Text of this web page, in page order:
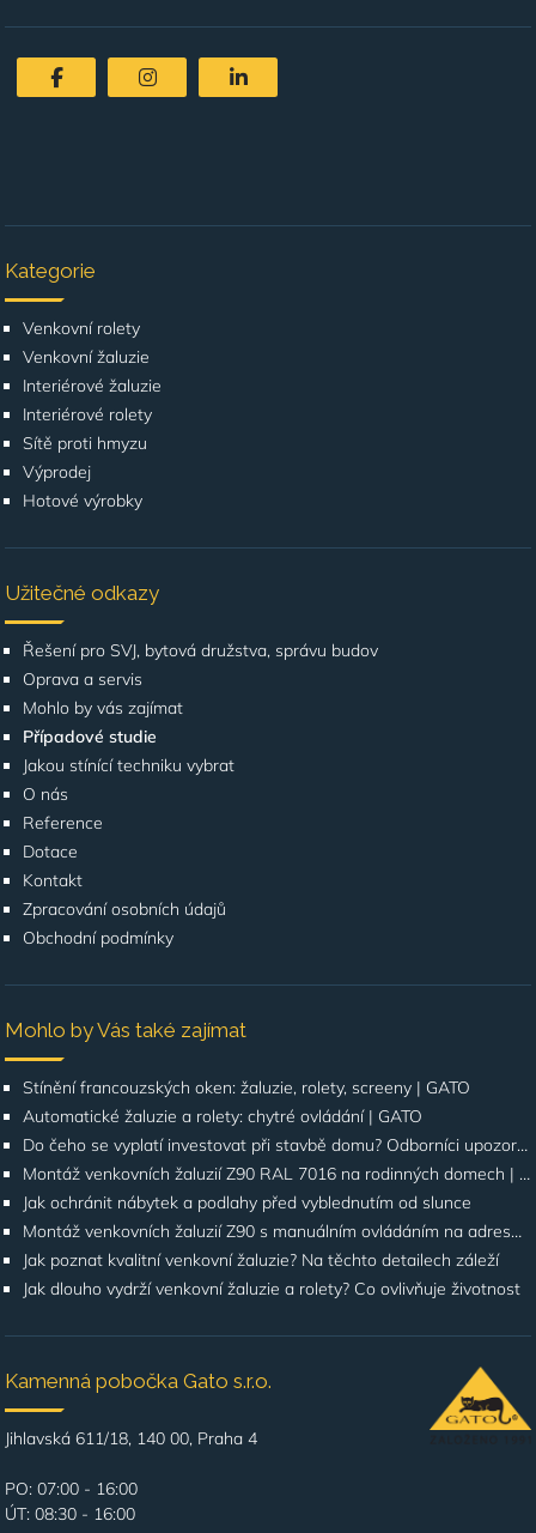
Kategorie
Venkovní rolety
Venkovní žaluzie
Interiérové žaluzie
Interiérové rolety
Sítě proti hmyzu
Výprodej
Hotové výrobky
Užitečné odkazy
Řešení pro SVJ, bytová družstva, správu budov
Oprava a servis
Mohlo by vás zajímat
Případové studie
Jakou stínící techniku vybrat
O nás
Reference
Dotace
Kontakt
Zpracování osobních údajů
Obchodní podmínky
Mohlo by Vás také zajímat
Stínění francouzských oken: žaluzie, rolety, screeny | GATO
Automatické žaluzie a rolety: chytré ovládání | GATO
Do čeho se vyplatí investovat při stavbě domu? Odborníci upozorňují na stínění oken
Montáž venkovních žaluzií Z90 RAL 7016 na rodinných domech | Případová studie
Jak ochránit nábytek a podlahy před vyblednutím od slunce
Montáž venkovních žaluzií Z90 s manuálním ovládáním na adrese Štúrova, Praha 4
Jak poznat kvalitní venkovní žaluzie? Na těchto detailech záleží
Jak dlouho vydrží venkovní žaluzie a rolety? Co ovlivňuje životnost
Kamenná pobočka Gato s.r.o.
Jihlavská 611/18, 140 00, Praha 4
PO: 07:00 - 16:00
ÚT: 08:30 - 16:00